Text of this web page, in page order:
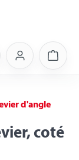
d'angle
coté